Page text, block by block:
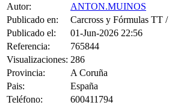
Autor:
ANTON.MUINOS
Publicado en:
Carcross y Fórmulas TT /
Publicado el:
01-Jun-2026 22:56
Referencia:
765844
Visualizaciones: 286
Provincia:
A Coruña
Pais:
España
Teléfono:
600411794